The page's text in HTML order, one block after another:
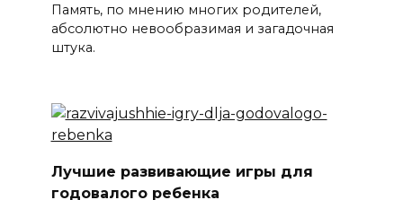
Память, по мнению многих родителей,
абсолютно невообразимая и загадочная
штука.
Лучшие развивающие игры для
годовалого ребенка